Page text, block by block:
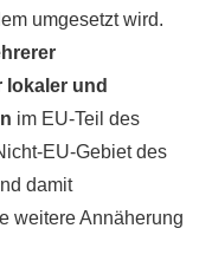
umgesetzt wird.
lokaler und
im EU-Teil des
EU-Gebiet des
damit
weitere Annäherung